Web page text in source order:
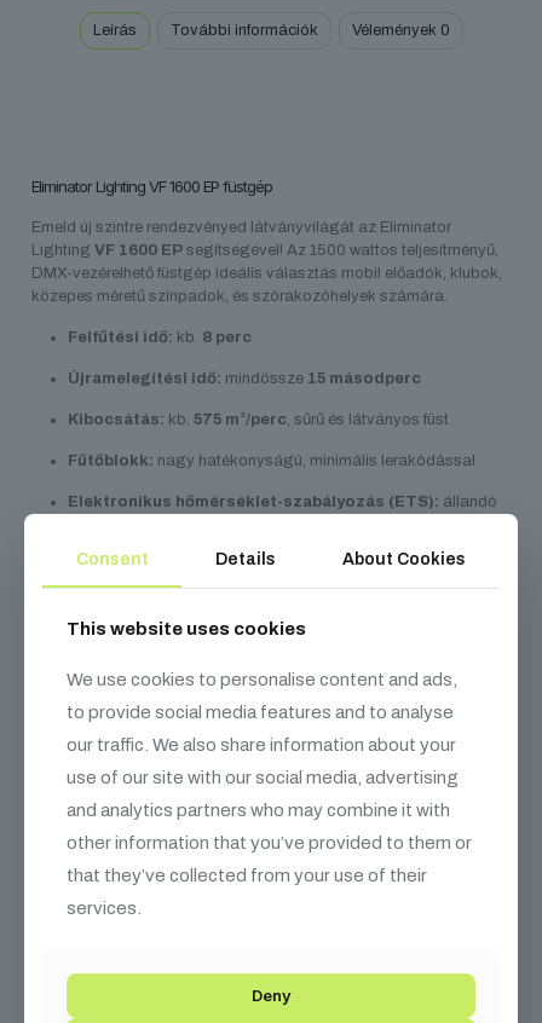
Leírás További információk Vélemények 0
Eliminator Lighting VF 1600 EP füstgép
Emeld új szintre rendezvényed látványvilágát az Eliminator
LightingVF 1600 EP segítségével! Az 1500 wattos teljesítményű,
DMX-vezérelhető füstgép ideális választás mobil előadók, klubok,
közepes méretű színpadok, és szórakozóhelyek számára.
Felfűtési idő: kb. 8 perc
Újramelegítési idő: mindössze 15 másodperc
Kibocsátás: kb.575 m³/perc, sűrű és látványos füst
Fűtőblokk: nagy hatékonyságú, minimális lerakódással
Elektronikus hőmérséklet-szabályozás (ETS): állandó
Alacsony folyadékszint-érzékelő:
megvédi a pumpát a
károsodástól
Fűtési állapotjelző LED-el:
: melegítés alatt
Zöld: működésre kész
Villogó: alacsony füstfolyadék szint
Méretek:350 x 240 x 250 mm
Súly:3,64 kg
Biztonsági funkció:
Használat:kizárólag vízbázisúfüstfolyadékkal
Consent Details About Cookies
This website uses cookies
We use cookies to personalise content and ads,
to provide social media features and to analyse
our traffic. We also share information about your
use of our site with our social media, advertising
and analytics partners who may combine it with
other information that you’ve provided to them or
that they’ve collected from your use of their
services.
Deny